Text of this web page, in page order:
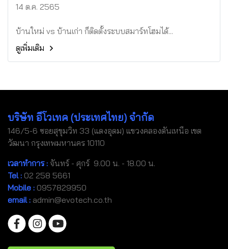
14 ต.ค. 2565
บ้านใหม่ vs บ้านเก่า ก็ติดตั้งระบบสมาร์ทโฮมได้...
ดูเพิ่มเติม
บริษัท อีโวเทค (ประเทศไทย) จำกัด
146/5-6 ซอยสุขุมวิท 33 (แดงอุดม) แขวงคลองตันเหนือ เขต
วัฒนา กรุงเทพมหานคร 10110
เวลาทำการ : จันทร์ - ศุกร์ 9.00 น. - 18.00 น.
Tel : 02 258 5661
Mobile : 0957829950
email : admin@evotech.co.th